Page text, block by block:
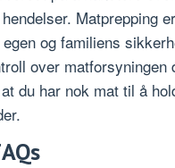
Matprepping
og familiens
over matforsyningen
du har nok mat til å